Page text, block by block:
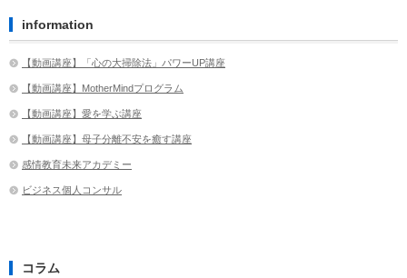
information
【動画講座】「心の大掃除法」パワーUP講座
【動画講座】MotherMindプログラム
【動画講座】愛を学ぶ講座
【動画講座】母子分離不安を癒す講座
感情教育未来アカデミー
ビジネス個人コンサル
コラム